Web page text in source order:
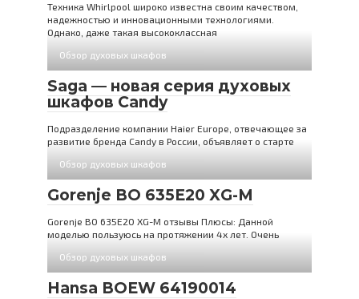
Техника Whirlpool широко известна своим качеством,
надежностью и инновационными технологиями.
Однако, даже такая высококлассная
Обзор духовых шкафов
Saga — новая серия духовых
шкафов Candy
Подразделение компании Haier Europe, отвечающее за
развитие бренда Candy в России, объявляет о старте
Обзор духовых шкафов
Gorenje BO 635E20 XG-M
Gorenje BO 635E20 XG-M отзывы Плюсы: Данной
моделью пользуюсь на протяжении 4х лет. Очень
Обзор духовых шкафов
Hansa BOEW 64190014